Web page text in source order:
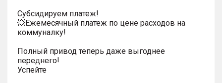
Субсидируем платеж!
💥Ежемесячный платеж по цене расходов на
коммуналку!
Полный привод теперь даже выгоднее
переднего!
Успейте